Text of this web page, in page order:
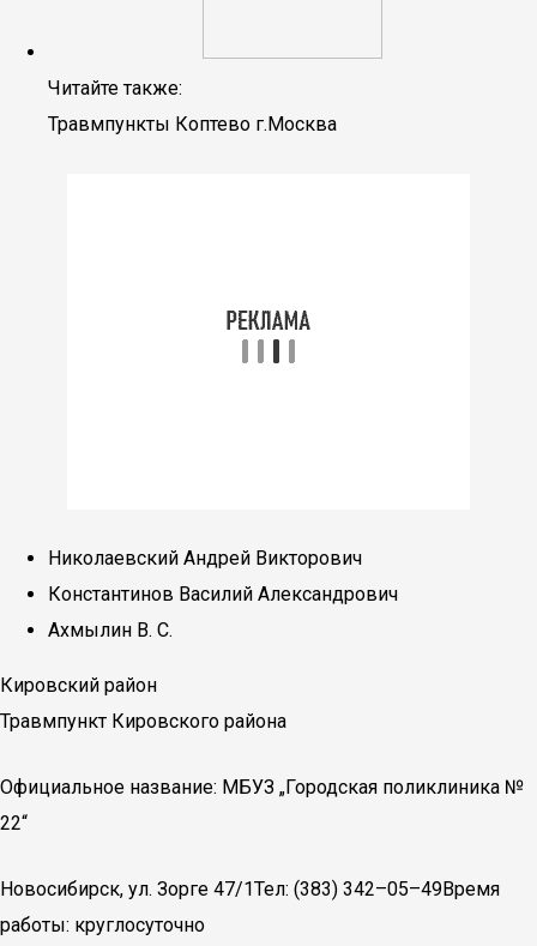
Читайте также:
Травмпункты Коптево г.Москва
Николаевский Андрей Викторович
Константинов Василий Александрович
Ахмылин В. С.
Кировский район
Травмпункт Кировского района
Официальное название: МБУЗ „Городская поликлиника №
22“
Новосибирск, ул. Зорге 47/1Тел: (383) 342–05–49Время
работы: круглосуточно